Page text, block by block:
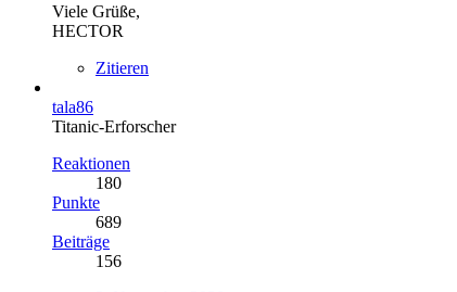
Viele Grüße,
HECTOR
Zitieren
tala86
Titanic-Erforscher
Reaktionen
180
Punkte
689
Beiträge
156